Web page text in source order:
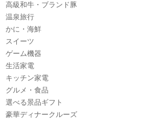
高級和牛・ブランド豚
温泉旅行
かに・海鮮
スイーツ
ゲーム機器
生活家電
キッチン家電
グルメ・食品
選べる景品ギフト
豪華ディナークルーズ